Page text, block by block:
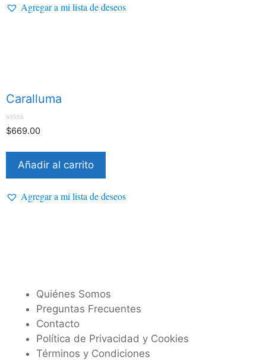
Agregar a mi lista de deseos
Caralluma
0
d
5
$669.00
Añadir al carrito
Agregar a mi lista de deseos
Quiénes Somos
Preguntas Frecuentes
Contacto
Política de Privacidad y Cookies
Términos y Condiciones